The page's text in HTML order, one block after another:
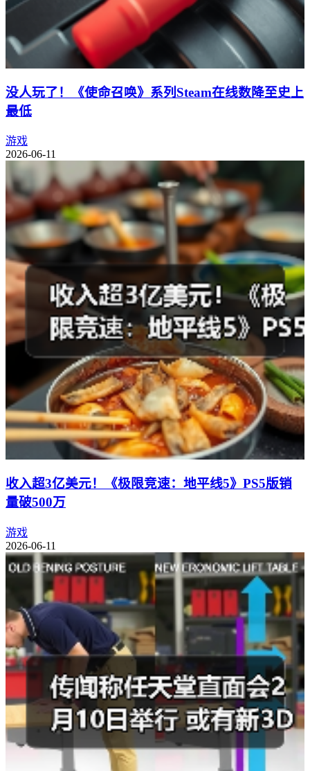
没人玩了！《使命召唤》系列Steam在线数降至史上
最低
游戏
2026-06-11
收入超3亿美元！《极限竞速：地平线5》PS5版销
量破500万
游戏
2026-06-11